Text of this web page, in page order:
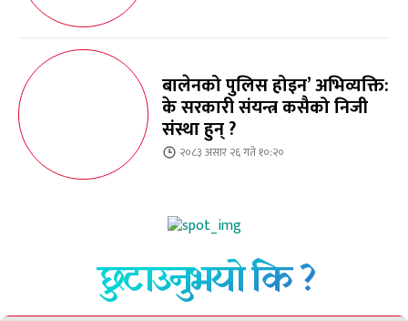
बालेनको पुलिस होइन’ अभिव्यक्ति:
के सरकारी संयन्त्र कसैको निजी
संस्था हुन् ?
२०८३ असार २६ गते १०:२०
छुटाउनुभयो कि ?